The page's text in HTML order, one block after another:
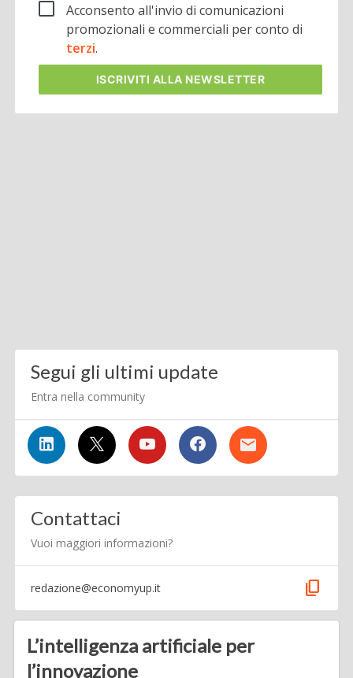
Acconsento all'invio di comunicazioni
promozionali e commerciali per conto di
terzi.
ISCRIVITI ALLA NEWSLETTER
Segui gli ultimi update
Entra nella community
Contattaci
Vuoi maggiori informazioni?
redazione@economyup.it content_copy
L’intelligenza artificiale per
l’innovazione